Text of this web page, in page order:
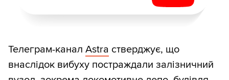
Телеграм-канал Astra стверджує, що
внаслідок вибуху постраждали залізничний